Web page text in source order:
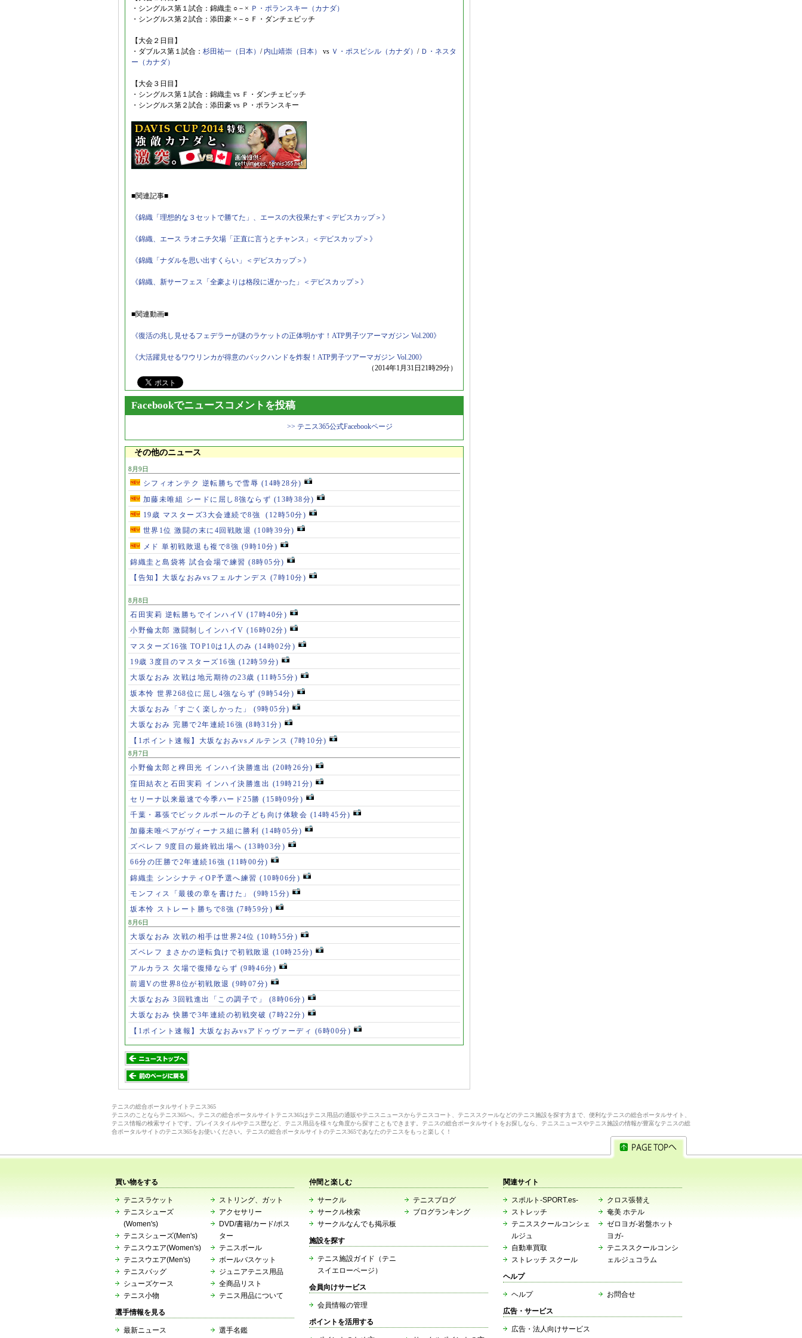
・シングルス第１試合：錦織圭 ○－× Ｐ・ポランスキー（カナダ）
・シングルス第２試合：添田豪 ×－○ Ｆ・ダンチェビッチ
【大会２日目】
・ダブルス第１試合： 杉田祐一（日本） / 内山靖崇（日本） vs Ｖ・ポスピシル（カナダ） / Ｄ・ネスタ
ー（カナダ）
【大会３日目】
・シングルス第１試合：錦織圭 vs Ｆ・ダンチェビッチ
・シングルス第２試合：添田豪 vs Ｐ・ポランスキー
■関連記事■
《錦織「理想的な３セットで勝てた」、エースの大役果たす＜デビスカップ＞》
《錦織、エース ラオニチ欠場「正直に言うとチャンス」＜デビスカップ＞》
《錦織「ナダルを思い出すくらい」＜デビスカップ＞》
《錦織、新サーフェス「全豪よりは格段に遅かった」＜デビスカップ＞》
■関連動画■
《復活の兆し見せるフェデラーが謎のラケットの正体明かす！ATP男子ツアーマガジン Vol.200》
《大活躍見せるワウリンカが得意のバックハンドを炸裂！ATP男子ツアーマガジン Vol.200》
（2014年1月31日21時29分）
Facebookでニュースコメントを投稿
>> テニス365公式Facebookページ
その他のニュース
8月9日
シフィオンテク 逆転勝ちで雪辱 (14時28分)
加藤未唯組 シードに屈し8強ならず (13時38分)
19歳 マスターズ3大会連続で8強 (12時50分)
世界1位 激闘の末に4回戦敗退 (10時39分)
メド 単初戦敗退も複で8強 (9時10分)
錦織圭と島袋将 試合会場で練習 (8時05分)
【告知】大坂なおみvsフェルナンデス (7時10分)
8月8日
石田実莉 逆転勝ちでインハイV (17時40分)
小野倫太郎 激闘制しインハイV (16時02分)
マスターズ16強 TOP10は1人のみ (14時02分)
19歳 3度目のマスターズ16強 (12時59分)
大坂なおみ 次戦は地元期待の23歳 (11時55分)
坂本怜 世界268位に屈し4強ならず (9時54分)
大坂なおみ「すごく楽しかった」 (9時05分)
大坂なおみ 完勝で2年連続16強 (8時31分)
【1ポイント速報】大坂なおみvsメルテンス (7時10分)
8月7日
小野倫太郎と稗田光 インハイ決勝進出 (20時26分)
窪田結衣と石田実莉 インハイ決勝進出 (19時21分)
セリーナ以来最速で今季ハード25勝 (15時09分)
千葉・幕張でピックルボールの子ども向け体験会 (14時45分)
加藤未唯ペアがヴィーナス組に勝利 (14時05分)
ズベレフ 9度目の最終戦出場へ (13時03分)
66分の圧勝で2年連続16強 (11時00分)
錦織圭 シンシナティOP予選へ練習 (10時06分)
モンフィス「最後の章を書けた」 (9時15分)
坂本怜 ストレート勝ちで8強 (7時59分)
8月6日
大坂なおみ 次戦の相手は世界24位 (10時55分)
ズベレフ まさかの逆転負けで初戦敗退 (10時25分)
アルカラス 欠場で復帰ならず (9時46分)
前週Vの世界8位が初戦敗退 (9時07分)
大坂なおみ 3回戦進出「この調子で」 (8時06分)
大坂なおみ 快勝で3年連続の初戦突破 (7時22分)
【1ポイント速報】大坂なおみvsアドゥヴァーディ (6時00分)
テニスの総合ポータルサイトテニス365
テニスのことならテニス365へ。テニスの総合ポータルサイトテニス365はテニス用品の通販やテニスニュースからテニスコート、テニススクールなどのテニス施設を探す方まで、便利なテニスの総合ポータルサイト、
テニス情報の検索サイトです。プレイスタイルやテニス歴など、テニス用品を様々な角度から探すこともできます。テニスの総合ポータルサイトをお探しなら、テニスニュースやテニス施設の情報が豊富なテニスの総
合ポータルサイトのテニス365をお使いください。テニスの総合ポータルサイトのテニス365であなたのテニスをもっと楽しく！
買い物をする
テニスラケット
テニスシューズ
(Women's)
テニスシューズ(Men's)
テニスウエア(Women's)
テニスウエア(Men's)
テニスバッグ
シューズケース
テニス小物
ストリング、ガット
アクセサリー
DVD/書籍/カード/ポス
ター
テニスボール
ボールバスケット
ジュニアテニス用品
全商品リスト
テニス用品について
選手情報を見る
最新ニュース 選手名鑑
仲間と楽しむ
サークル
サークル検索
サークルなんでも掲示板
テニスブログ
ブログランキング
施設を探す
テニス施設ガイド（テニ
スイエローページ）
会員向けサービス
会員情報の管理
ポイントを活用する
関連サイト
スポルト-SPORT.es-
ストレッチ
テニススクールコンシェ
ルジュ
自動車買取
ストレッチ スクール
クロス張替え
奄美 ホテル
ゼロヨガ-岩盤ホット
ヨガ-
テニススクールコンシ
ェルジュコラム
ヘルプ
ヘルプ
お問合せ
広告・サービス
広告・法人向けサービス